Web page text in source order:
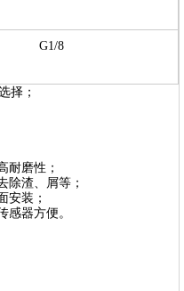
G1/8
择；
耐磨性；
除渣、屑等；
安装；
感器方便。